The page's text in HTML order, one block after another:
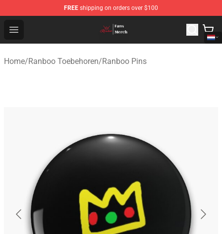
FREE shipping on orders over $100
Open menu
Ranboo Shop - Official Ranboo Merchandise Store
Home/Ranboo Toebehoren/Ranboo Pins